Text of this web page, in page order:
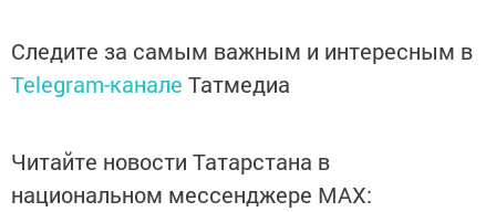
Следите за самым важным и интересным в
Telegram-канале Татмедиа
Читайте новости Татарстана в
национальном мессенджере MАХ: